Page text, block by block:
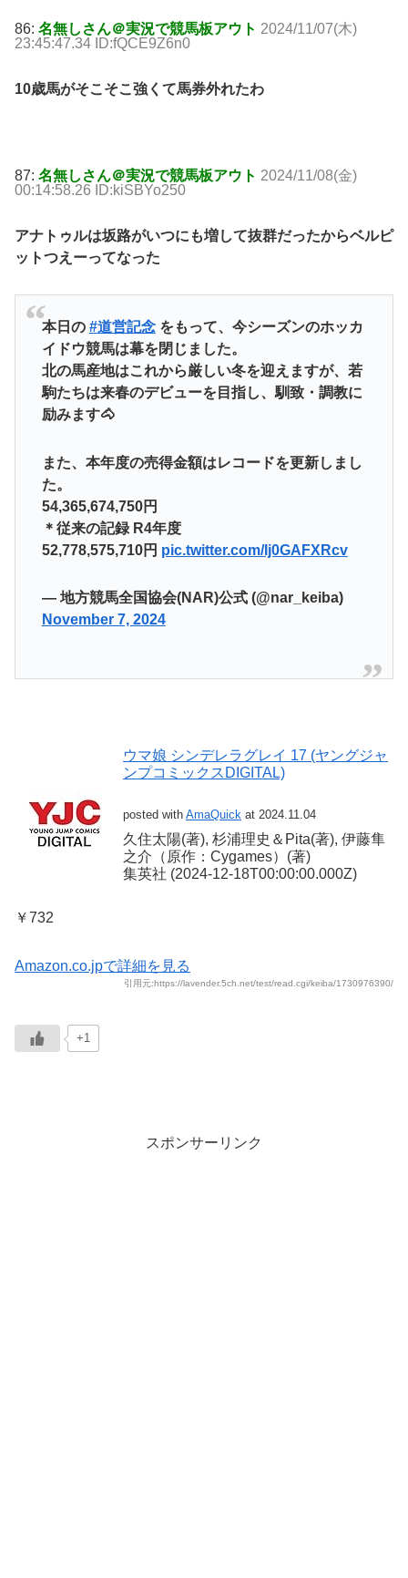
86: 名無しさん＠実況で競馬板アウト 2024/11/07(木)
23:45:47.34 ID:fQCE9Z6n0
10歳馬がそこそこ強くて馬券外れたわ
87: 名無しさん＠実況で競馬板アウト 2024/11/08(金)
00:14:58.26 ID:kiSBYo250
アナトゥルは坂路がいつにも増して抜群だったからベルピ
ットつえーってなった
本日の #道営記念をもって、今シーズンのホッカ
イドウ競馬は幕を閉じました。
北の馬産地はこれから厳しい冬を迎えますが、若
駒たちは来春のデビューを目指し、馴致・調教に
励みます🐴
また、本年度の売得金額はレコードを更新しまし
た。
54,365,674,750円
＊従来の記録 R4年度
52,778,575,710円 pic.twitter.com/Ij0GAFXRcv
— 地方競馬全国協会(NAR)公式 (@nar_keiba)
November 7, 2024
ウマ娘 シンデレラグレイ 17 (ヤングジャ
ンプコミックスDIGITAL)
posted with AmaQuick at 2024.11.04
久住太陽(著), 杉浦理史＆Pita(著), 伊藤隼
之介（原作：Cygames）(著)
集英社 (2024-12-18T00:00:00.000Z)
￥732
Amazon.co.jpで詳細を見る
引用元:https://lavender.5ch.net/test/read.cgi/keiba/1730976390/
+1
スポンサーリンク